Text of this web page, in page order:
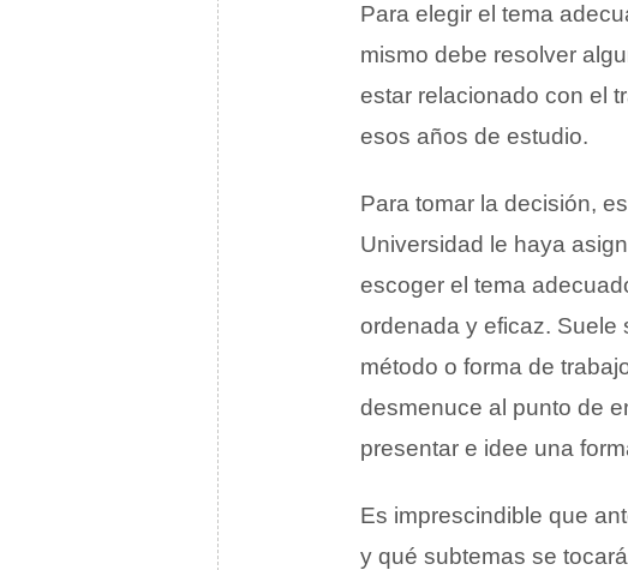
Para elegir el tema
mismo debe resolver
estar relacionado con el
esos años de estudio.
Para tomar la decisión,
Universidad le haya
escoger el tema
ordenada y eficaz. Suele
método o forma de
desmenuce al punto de
presentar e idee una
Es imprescindible que
y qué subtemas se